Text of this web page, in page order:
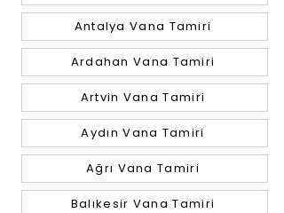
Antalya Vana Tamiri
Ardahan Vana Tamiri
Artvin Vana Tamiri
Aydın Vana Tamiri
Ağrı Vana Tamiri
Balıkesir Vana Tamiri